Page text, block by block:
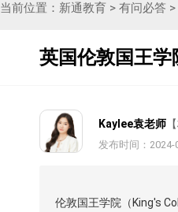
当前位置： 新通教育 > 有问必答 >
英国伦敦国王学
Kaylee袁老师
发布时间：2024-
伦敦国王学院（King's